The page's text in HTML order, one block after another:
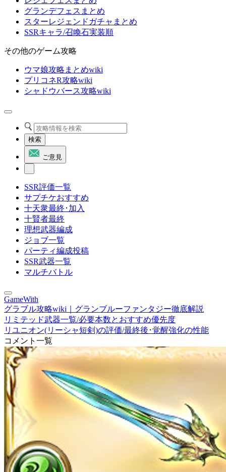
グランデフェスまとめ
スターレジェンドガチャまとめ
SSRキャラ/召喚石実装順
その他のゲーム攻略
ウマ娘攻略まとめwiki
プリコネR攻略wiki
シャドウバース攻略wiki
検索
ご意見
SSR評価一覧
サプチケおすすめ
十天衆最終･加入
十賢者最終
理想武器編成
ジョブ一覧
パーティ編成投稿
SSR武器一覧
マルチバトル
GameWith
グラブル攻略wiki｜グランブルーファンタジー徹底解説
リミテッド武器一覧/必要本数とおすすめ優先度
リユニオン(リーシャ短剣)の評価/最終後･覚醒強化の性能
コメント一覧